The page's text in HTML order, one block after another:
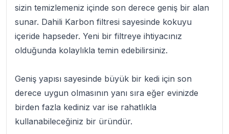
sizin temizlemeniz içinde son derece geniş bir alan
sunar. Dahili Karbon filtresi sayesinde kokuyu
içeride hapseder. Yeni bir filtreye ihtiyacınız
olduğunda kolaylıkla temin edebilirsiniz.
Geniş yapısı sayesinde büyük bir kedi için son
derece uygun olmasının yanı sıra eğer evinizde
birden fazla kediniz var ise rahatlıkla
kullanabileceğiniz bir üründür.